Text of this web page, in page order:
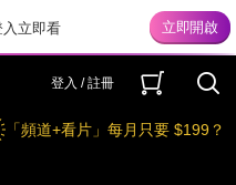
立即看
登入 / 註冊
「頻道+看片」每月只要 $199？